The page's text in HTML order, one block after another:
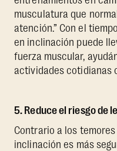
musculatura que
atención.” Con el
en inclinación puede
fuerza muscular,
actividades cotidianas
5. Reduce el riesgo de
Contrario a los
inclinación es más